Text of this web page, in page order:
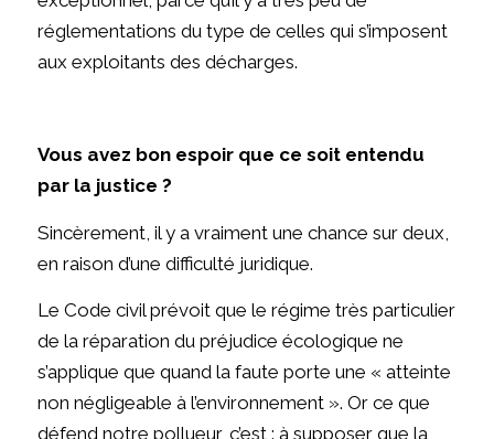
réglementations du type de celles qui s’imposent
aux exploitants des décharges.
Vous avez bon espoir que ce soit entendu
par la justice ?
Sincèrement, il y a vraiment une chance sur deux,
en raison d’une difficulté juridique.
Le Code civil prévoit que le régime très particulier
de la réparation du préjudice écologique ne
s’applique que quand la faute porte une « atteinte
non négligeable à l’environnement ». Or ce que
défend notre pollueur, c’est : à supposer que la